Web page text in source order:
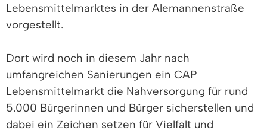
Lebensmittelmarktes in der Alemannenstraße
vorgestellt.
Dort wird noch in diesem Jahr nach
umfangreichen Sanierungen ein CAP
Lebensmittelmarkt die Nahversorgung für rund
5.000 Bürgerinnen und Bürger sicherstellen und
dabei ein Zeichen setzen für Vielfalt und